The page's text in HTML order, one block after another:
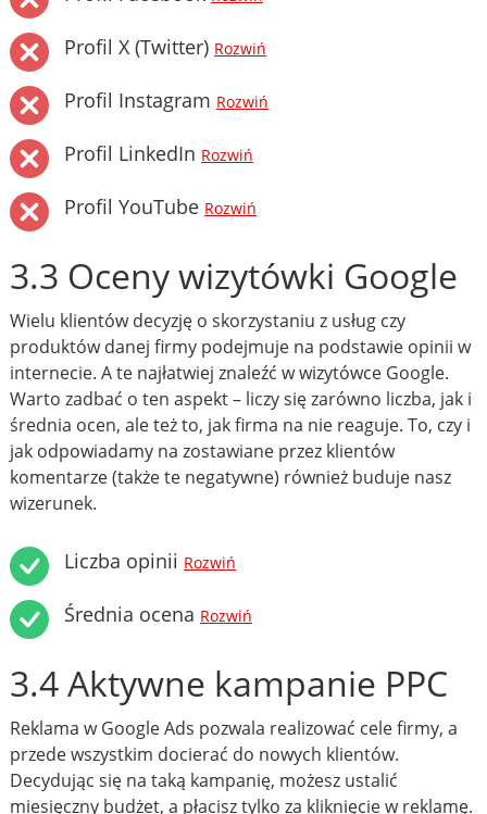
Profil X (Twitter) Rozwiń
Profil Instagram Rozwiń
Profil LinkedIn Rozwiń
Profil YouTube Rozwiń
3.3 Oceny wizytówki Google
Wielu klientów decyzję o skorzystaniu z usług czy
produktów danej firmy podejmuje na podstawie opinii w
internecie. A te najłatwiej znaleźć w wizytówce Google.
Warto zadbać o ten aspekt – liczy się zarówno liczba, jak i
średnia ocen, ale też to, jak firma na nie reaguje. To, czy i
jak odpowiadamy na zostawiane przez klientów
komentarze (także te negatywne) również buduje nasz
wizerunek.
Liczba opinii Rozwiń
Średnia ocena Rozwiń
3.4 Aktywne kampanie PPC
Reklama w Google Ads pozwala realizować cele firmy, a
przede wszystkim docierać do nowych klientów.
Decydując się na taką kampanię, możesz ustalić
miesięczny budżet, a płacisz tylko za kliknięcie w reklamę.